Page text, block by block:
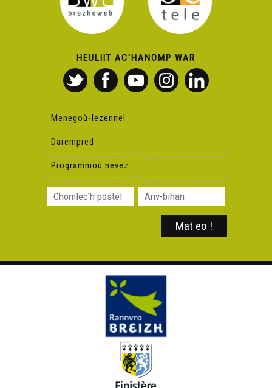
HEULIIT AC'HANOMP WAR
Menegoù-lezennel
Darempred
Programmoù nevez